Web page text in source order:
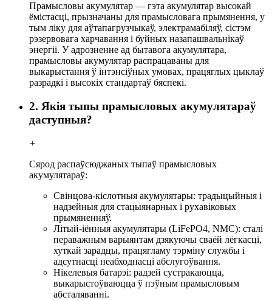
Прамысловы акумулятар — гэта акумулятар высокай
ёмістасці, прызначаны для прамысловага прымянення, у
тым ліку для аўтапагрузчыкаў, электрамабіляў, сістэм
рэзервовага харчавання і буйных назапашвальнікаў
энергіі. У адрозненне ад бытавога акумулятара,
прамысловы акумулятар распрацаваны для
выкарыстання ў інтэнсіўных умовах, працяглых цыклаў
разрадкі і высокіх стандартаў бяспекі.
2. Якія тыпы прамысловых акумулятараў
даступныя?
+
Сярод распаўсюджаных тыпаў прамысловых
акумулятараў:
Свінцова-кіслотныя акумулятары: традыцыйныя і
надзейныя для стацыянарных і рухавіковых
прымяненняў.
Літый-іённыя акумулятары (LiFePO4, NMC): сталі
пераважным варыянтам дзякуючы сваёй лёгкасці,
хуткай зарадцы, працягламу тэрміну службы і
адсутнасці неабходнасці абслугоўвання.
Нікелевыя батарэі: радзей сустракаюцца,
выкарыстоўваюцца ў пэўным прамысловым
абсталяванні.